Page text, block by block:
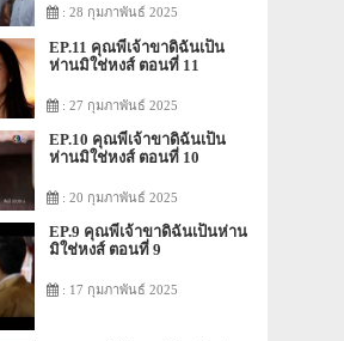
: 28 กุมภาพันธ์ 2025
EP.11 คุณพี่เจ้าขาดิฉันเป็น
ห่านมิใช่หงส์ ตอนที่ 11
: 27 กุมภาพันธ์ 2025
EP.10 คุณพี่เจ้าขาดิฉันเป็น
ห่านมิใช่หงส์ ตอนที่ 10
: 20 กุมภาพันธ์ 2025
EP.9 คุณพี่เจ้าขาดิฉันเป็นห่าน
มิใช่หงส์ ตอนที่ 9
: 17 กุมภาพันธ์ 2025